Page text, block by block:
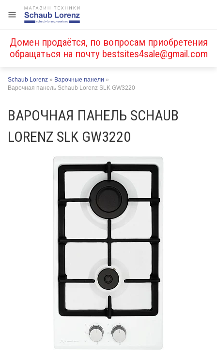
Домен продаётся, по вопросам приобретения
обращаться на почту bestsites4sale@gmail.com
Schaub Lorenz » Варочные панели »
Варочная панель Schaub Lorenz SLK GW3220
ВАРОЧНАЯ ПАНЕЛЬ SCHAUB
LORENZ SLK GW3220